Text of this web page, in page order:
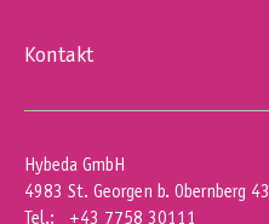
Kontakt
Hybeda GmbH
4983 St. Georgen b. Obernberg 43
Tel.: +43 7758 30111